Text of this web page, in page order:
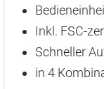
Inkl. FSC-
Schneller
in 4